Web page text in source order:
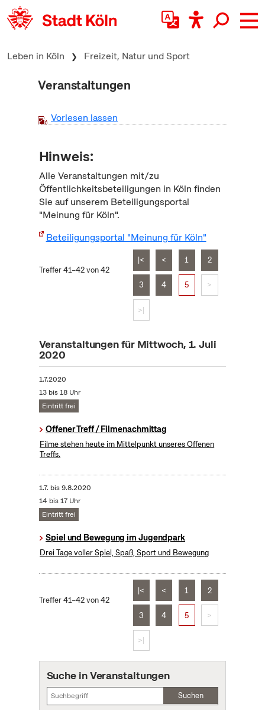
zum Inhalt springen
Leben in Köln Freizeit, Natur und Sport
Veranstaltungen
Vorlesen lassen
Hinweis:
Alle Veranstaltungen mit/zu
Öffentlichkeitsbeteiligungen in Köln finden
Sie auf unserem Beteiligungsportal
"Meinung für Köln".
Beteiligungsportal "Meinung für Köln"
Treffer 41–42 von 42
|< < 1 2
3 4 5 >
>|
Veranstaltungen für Mittwoch, 1. Juli
2020
1.7.2020
13 bis 18 Uhr
Eintritt frei
Offener Treff / Filmenachmittag
Filme stehen heute im Mittelpunkt unseres Offenen
Treffs.
1.7. bis9.8.2020
14 bis 17 Uhr
Eintritt frei
Spiel und Bewegung im Jugendpark
Drei Tage voller Spiel, Spaß, Sport und Bewegung
Treffer 41–42 von 42
|< < 1 2
3 4 5 >
>|
Suche in Veranstaltungen
Suchen